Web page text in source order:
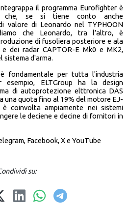
il programma Eurofighter è
che, se si tiene conto anche
valore di Leonardo nel TYPHOON
che Leonardo, tra l’altro, è
di fusoliera posteriore e ala
e dei radar CAPTOR-E Mk0 e MK2,
sistema d'arma.
fondamentale per tutta l'industria
esempio, ELTGroup ha la design
di autoprotezione elttronica DAS
una quota fino al 19% del motore EJ-
coinvolta ampiamente nei sistemi
le deciene e decine di fornitori in
Facebook, X e YouTube
su: